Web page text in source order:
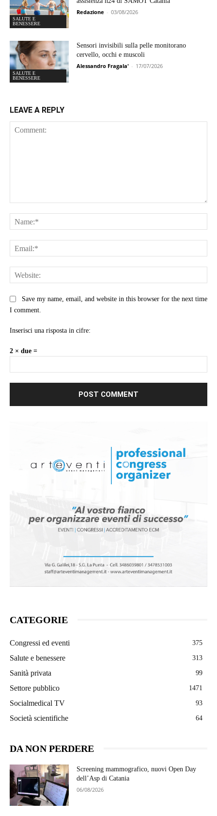
SALUTE E
BENESSERE
Redazione - 03/08/2026
SALUTE E
BENESSERE
Sensori invisibili sulla pelle monitorano
cervello, occhi e muscoli
Alessandro Fragala' - 17/07/2026
LEAVE A REPLY
Save my name, email, and website in this browser for the next time
I comment.
Inserisci una risposta in cifre:
2 × due =
CATEGORIE
Congressi ed eventi 375
Salute e benessere 313
Sanità privata 99
Settore pubblico 1471
Socialmedical TV 93
Società scientifiche 64
DA NON PERDERE
Screening mammografico, nuovi Open Day
dell’Asp di Catania
06/08/2026